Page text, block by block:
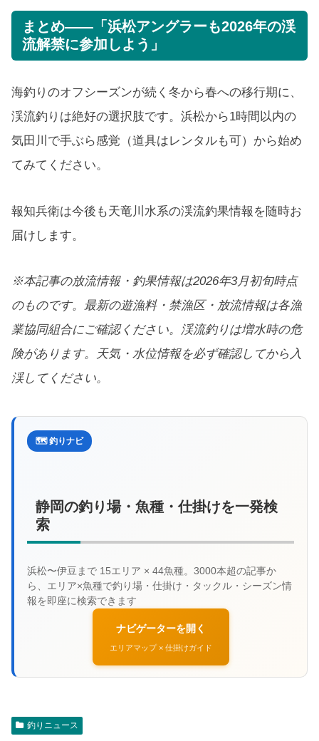
まとめ——「浜松アングラーも2026年の渓
流解禁に参加しよう」
海釣りのオフシーズンが続く冬から春への移行期に、
渓流釣りは絶好の選択肢です。浜松から1時間以内の
気田川で手ぶら感覚（道具はレンタルも可）から始め
てみてください。
報知兵衛は今後も天竜川水系の渓流釣果情報を随時お
届けします。
※本記事の放流情報・釣果情報は2026年3月初旬時点
のものです。最新の遊漁料・禁漁区・放流情報は各漁
業協同組合にご確認ください。渓流釣りは増水時の危
険があります。天気・水位情報を必ず確認してから入
渓してください。
🗺️ 釣りナビ
静岡の釣り場・魚種・仕掛けを一発検
索
ナビゲーターを開く
エリアマップ × 仕掛けガイド
釣りニュース